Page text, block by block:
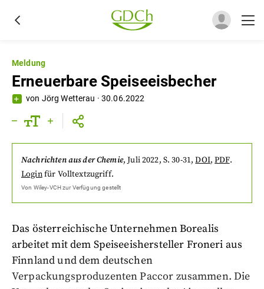
Meldung
Erneuerbare Speiseeisbecher
von Jörg Wetterau ·30.06.2022
Nachrichten aus der Chemie,Juli 2022, S. 30-31,DOI,PDF.
Loginfür Volltextzugriff.
Von Wiley-VCHzur Verfügung gestellt
Das österreichische Unternehmen Borealis
arbeitet mit dem Speiseeishersteller Froneri aus
Finnland und dem deutschen
Verpackungsproduzenten Paccor zusammen. Die